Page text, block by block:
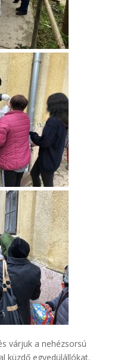
várjuk a nehézsorsú
küzdő egyedülállókat.